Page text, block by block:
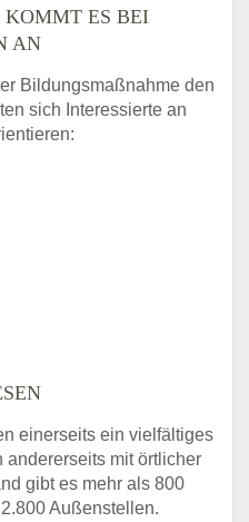
ES BEI
AN
Bildungsmaßnahme den
sich Interessierte an
einerseits ein vielfältiges
andererseits mit örtlicher
gibt es mehr als 800
Außenstellen.